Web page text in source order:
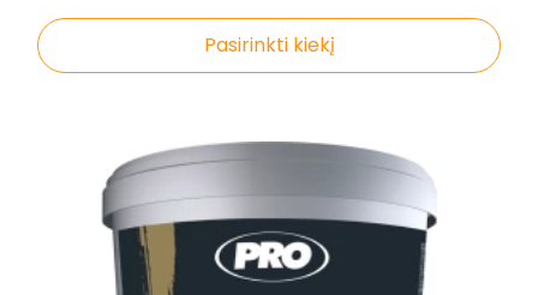
Pasirinkti kiekį